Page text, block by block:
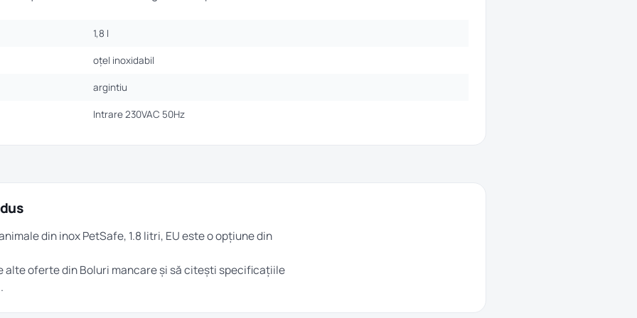
1,8 l
oțel inoxidabil
argintiu
Intrare 230VAC 50Hz
din inox PetSafe, 1.8 litri, EU este o opțiune din
alte oferte dinBoluri mancareși să citești specificațiile